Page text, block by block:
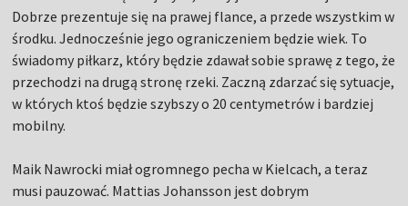
Dobrze prezentuje się na prawej flance, a przede wszystkim w
środku. Jednocześnie jego ograniczeniem będzie wiek. To
świadomy piłkarz, który będzie zdawał sobie sprawę z tego, że
przechodzi na drugą stronę rzeki. Zaczną zdarzać się sytuacje,
w których ktoś będzie szybszy o 20 centymetrów i bardziej
mobilny.
Maik Nawrocki miał ogromnego pecha w Kielcach, a teraz
musi pauzować. Mattias Johansson jest dobrym